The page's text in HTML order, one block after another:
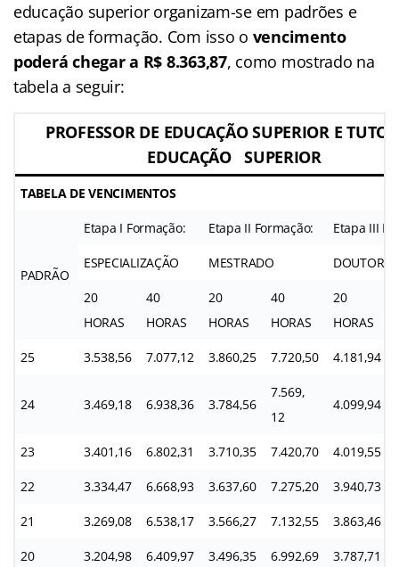
educação superior organizam-se em padrões e
etapas de formação. Com isso o vencimento
poderá chegar a R$ 8.363,87, como mostrado na
tabela a seguir:
PROFESSOR DE EDUCAÇÃO SUPERIOR E
EDUCAÇÃO SUPERIOR
TABELA DE VENCIMENTOS
PADRÃO
Etapa I Formação: Etapa II Formação: Etapa III
ESPECIALIZAÇÃO MESTRADO
20
HORAS
40
HORAS
20
HORAS
40
HORAS
20
HORAS
25 3.538,56 7.077,12 3.860,25 7.720,50 4.181,94
24 3.469,18 6.938,36 3.784,56
7.569,
12
4.099,94
23 3.401,16 6.802,31 3.710,35 7.420,70 4.019,55
22 3.334,47 6.668,93 3.637,60 7.275,20 3.940,73
21 3.269,08 6.538,17 3.566,27 7.132,55 3.863,46
20 3.204,98 6.409,97 3.496,35 6.992,69 3.787,71